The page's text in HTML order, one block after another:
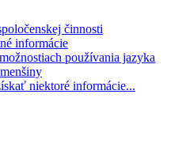
činnosti
informácie
používania jazyka
niektoré informácie...